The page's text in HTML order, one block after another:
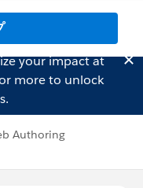
your impact at
more to unlock
Authoring